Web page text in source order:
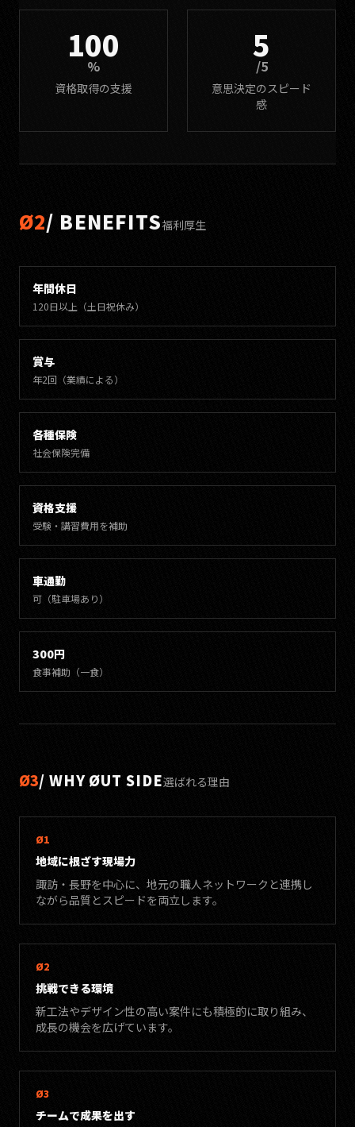
100
%
資格取得の支援
5
/5
意思決定のスピード
感
Ø2/ BENEFITS福利厚生
年間休日
120日以上（土日祝休み）
賞与
年2回（業績による）
各種保険
社会保険完備
資格支援
受験・講習費用を補助
車通勤
可（駐車場あり）
300円
食事補助（一食）
Ø3/ WHY ØUT SIDE選ばれる理由
Ø1
地域に根ざす現場力
諏訪・長野を中心に、地元の職人ネットワークと連携し
ながら品質とスピードを両立します。
Ø2
挑戦できる環境
新工法やデザイン性の高い案件にも積極的に取り組み、
成長の機会を広げています。
Ø3
チームで成果を出す